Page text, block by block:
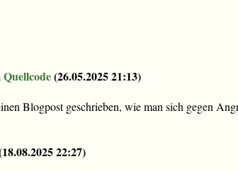
(26.05.2025 21:13)
Blogpost geschrieben, wie man sich gegen
18.08.2025 22:27)